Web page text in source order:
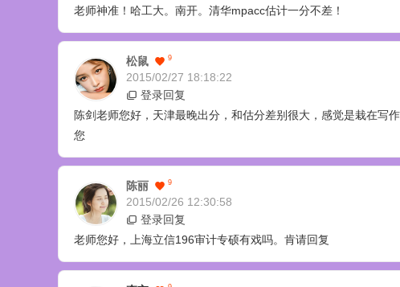
老师神准！哈工大。南开。清华mpacc估计一分不差！
松鼠 9
2015/02/27 18:18:22
登录回复
陈剑老师您好，天津最晚出分，和估分差别很大，感觉是栽在写
您
陈丽 9
2015/02/26 12:30:58
登录回复
老师您好，上海立信196审计专硕有戏吗。肯请回复